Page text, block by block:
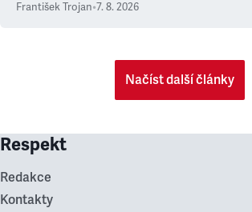
František Trojan•7. 8. 2026
Načíst další články
Respekt
Redakce
Kontakty